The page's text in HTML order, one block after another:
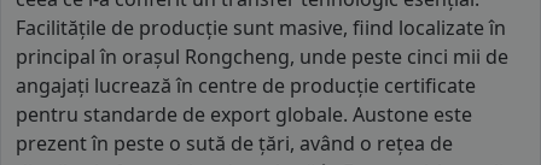
Facilitățile de producție sunt masive, fiind localizate în
principal în orașul Rongcheng, unde peste cinci mii de
angajați lucrează în centre de producție certificate
pentru standarde de export globale. Austone este
prezent în peste o sută de țări, având o rețea de